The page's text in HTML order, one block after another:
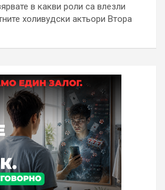
в какви роли са влезли
холивудски актьори Втора